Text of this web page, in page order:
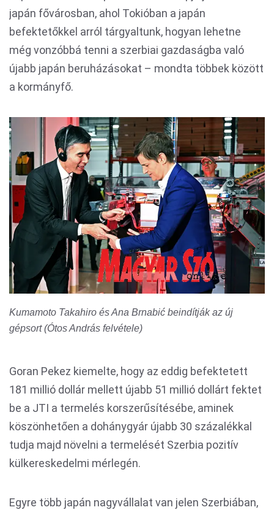
japán fővárosban, ahol Tokióban a japán
befektetőkkel arról tárgyaltunk, hogyan lehetne
még vonzóbbá tenni a szerbiai gazdaságba való
újabb japán beruházásokat – mondta többek között
a kormányfő.
Kumamoto Takahiro és Ana Brnabić beindítják az új
gépsort (Ótos András felvétele)
Goran Pekez kiemelte, hogy az eddig befektetett
181 millió dollár mellett újabb 51 millió dollárt fektet
be a JTI a termelés korszerűsítésébe, aminek
köszönhetően a dohánygyár újabb 30 százalékkal
tudja majd növelni a termelését Szerbia pozitív
külkereskedelmi mérlegén.
Egyre több japán nagyvállalat van jelen Szerbiában,